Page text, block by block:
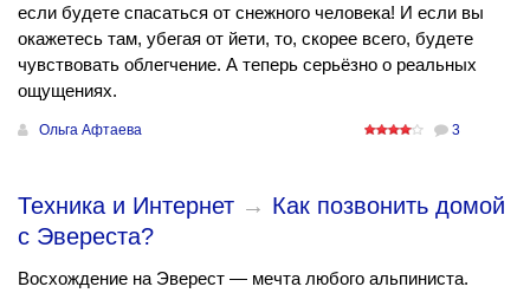
если будете спасаться от снежного человека! И если вы
окажетесь там, убегая от йети, то, скорее всего, будете
чувствовать облегчение. А теперь серьёзно о реальных
ощущениях.
Ольга Афтаева 3
Техника и Интернет → Как позвонить домой
с Эвереста?
Восхождение на Эверест — мечта любого альпиниста.